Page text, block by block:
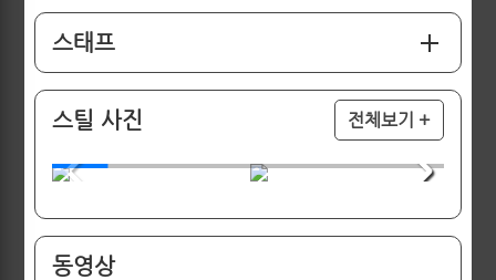
스태프
스틸 사진 전체보기 +
동영상